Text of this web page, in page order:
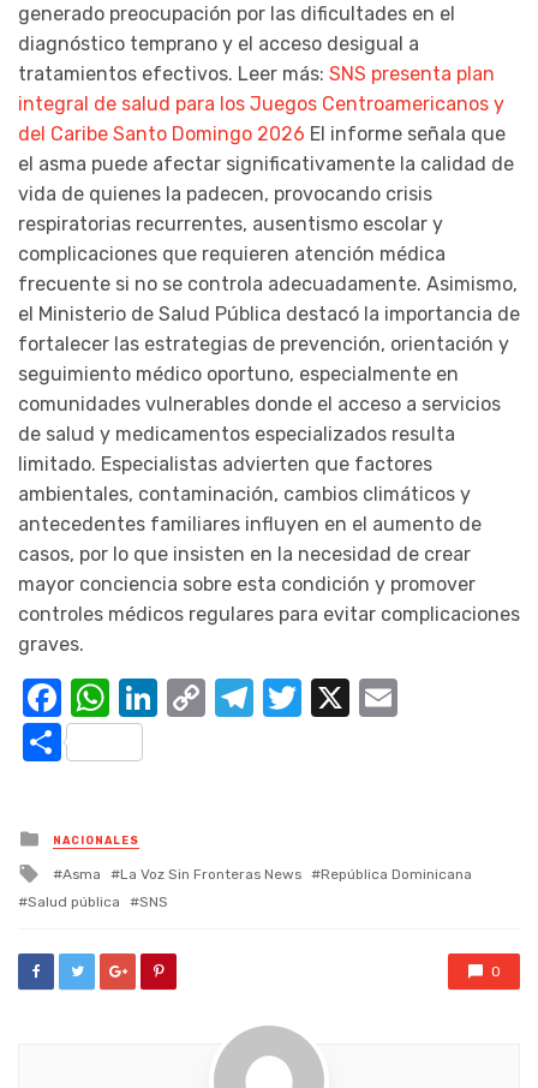
generado preocupación por las dificultades en el
diagnóstico temprano y el acceso desigual a
tratamientos efectivos. Leer más: SNS presenta plan
integral de salud para los Juegos Centroamericanos y
del Caribe Santo Domingo 2026 El informe señala que
el asma puede afectar significativamente la calidad de
vida de quienes la padecen, provocando crisis
respiratorias recurrentes, ausentismo escolar y
complicaciones que requieren atención médica
frecuente si no se controla adecuadamente. Asimismo,
el Ministerio de Salud Pública destacó la importancia de
fortalecer las estrategias de prevención, orientación y
seguimiento médico oportuno, especialmente en
comunidades vulnerables donde el acceso a servicios
de salud y medicamentos especializados resulta
limitado. Especialistas advierten que factores
ambientales, contaminación, cambios climáticos y
antecedentes familiares influyen en el aumento de
casos, por lo que insisten en la necesidad de crear
mayor conciencia sobre esta condición y promover
controles médicos regulares para evitar complicaciones
graves.
Facebook
WhatsApp
LinkedIn
CopyTelegram
Twitter
X
Compartir
Posted
in
NACIONALES
Tagged
with
Asma La Voz Sin Fronteras News
República Dominicana
Salud pública
SNS
0